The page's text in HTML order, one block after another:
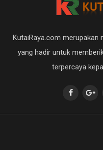
KutaiRaya.com merupakan
yang hadir untuk
terpercaya